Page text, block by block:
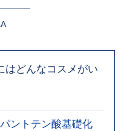
はどんなコスメがい
ントテン酸基礎化